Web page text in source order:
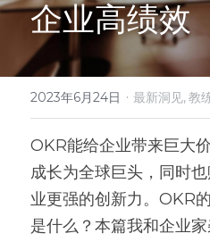
社区动态
联系我们
教练辅导
最新洞见
资源下载
专业著作
OKR表格
OKR流程
系统设计
导入培训
全周期辅导
教练认证
了解COC
证书查询
国际版
搜索
企业高绩效
2023年6月24日 · 最新洞见,教
OKR能给企业带来巨大
成长为全球巨头，同时
业更强的创新力。OKR
是什么？本篇我和企业